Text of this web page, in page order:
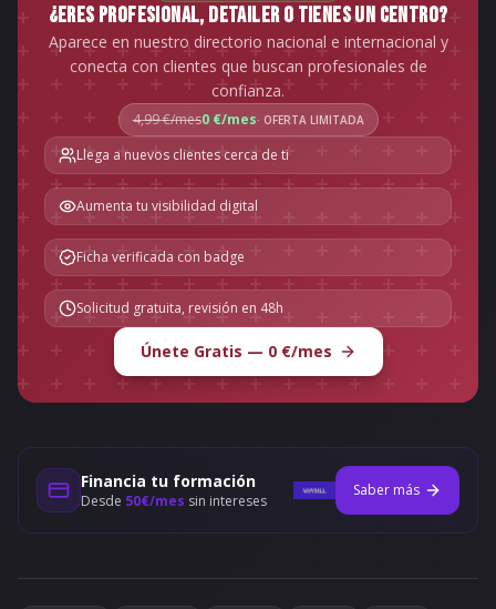
¿ERES PROFESIONAL, DETAILER O TIENES UN CENTRO?
Aparece en nuestro directorio nacional e internacional y
conecta con clientes que buscan profesionales de
confianza.
4,99 €/mes0 €/mes· OFERTA LIMITADA
Llega a nuevos clientes cerca de ti
Aumenta tu visibilidad digital
Ficha verificada con badge
Solicitud gratuita, revisión en 48h
Únete Gratis — 0 €/mes
Financia tu formación
Desde 50€/mes sin intereses
Saber más